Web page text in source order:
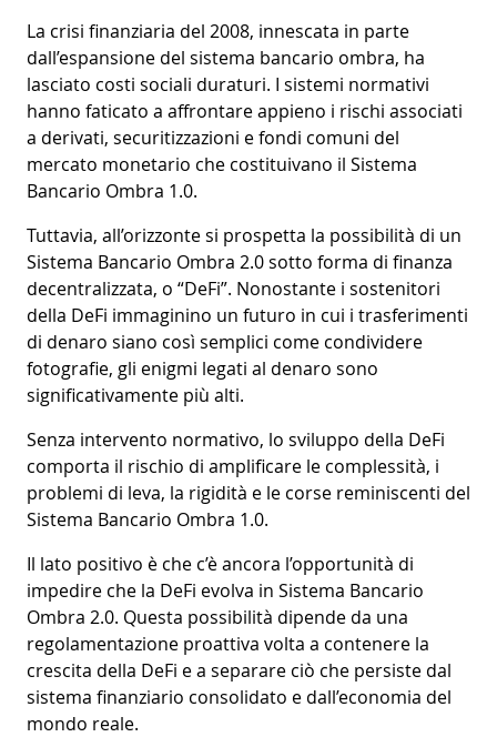
La crisi finanziaria del 2008, innescata in parte
dall’espansione del sistema bancario ombra, ha
lasciato costi sociali duraturi. I sistemi normativi
hanno faticato a affrontare appieno i rischi associati
a derivati, securitizzazioni e fondi comuni del
mercato monetario che costituivano il Sistema
Bancario Ombra 1.0.
Tuttavia, all’orizzonte si prospetta la possibilità di un
Sistema Bancario Ombra 2.0 sotto forma di finanza
decentralizzata, o “DeFi”. Nonostante i sostenitori
della DeFi immaginino un futuro in cui i trasferimenti
di denaro siano così semplici come condividere
fotografie, gli enigmi legati al denaro sono
significativamente più alti.
Senza intervento normativo, lo sviluppo della DeFi
comporta il rischio di amplificare le complessità, i
problemi di leva, la rigidità e le corse reminiscenti del
Sistema Bancario Ombra 1.0.
Il lato positivo è che c’è ancora l’opportunità di
impedire che la DeFi evolva in Sistema Bancario
Ombra 2.0. Questa possibilità dipende da una
regolamentazione proattiva volta a contenere la
crescita della DeFi e a separare ciò che persiste dal
sistema finanziario consolidato e dall’economia del
mondo reale.